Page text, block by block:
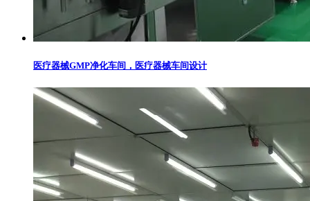
医疗器械GMP净化车间，医疗器械车间设计